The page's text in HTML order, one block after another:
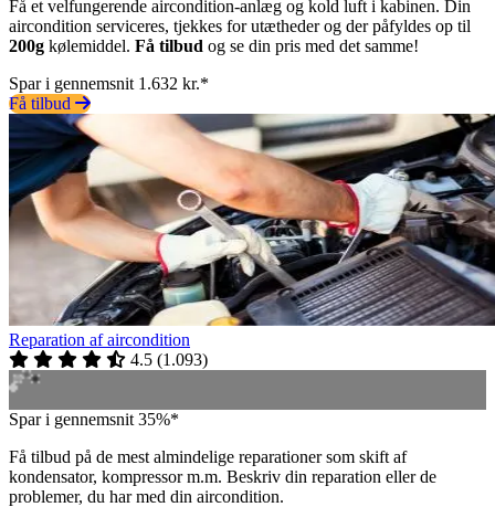
Få et velfungerende aircondition-anlæg og kold luft i kabinen. Din
aircondition serviceres, tjekkes for utætheder og der påfyldes op til
200g kølemiddel. Få tilbud og se din pris med det samme!
Spar i gennemsnit 1.632 kr.*
Få tilbud
Reparation af aircondition
4.5 (1.093)
Spar i gennemsnit 35%*
Få tilbud på de mest almindelige reparationer som skift af
kondensator, kompressor m.m. Beskriv din reparation eller de
problemer, du har med din aircondition.